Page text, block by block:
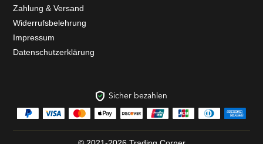
Zahlung & Versand
Widerrufsbelehrung
Impressum
Datenschutzerklärung
Sicher bezahlen